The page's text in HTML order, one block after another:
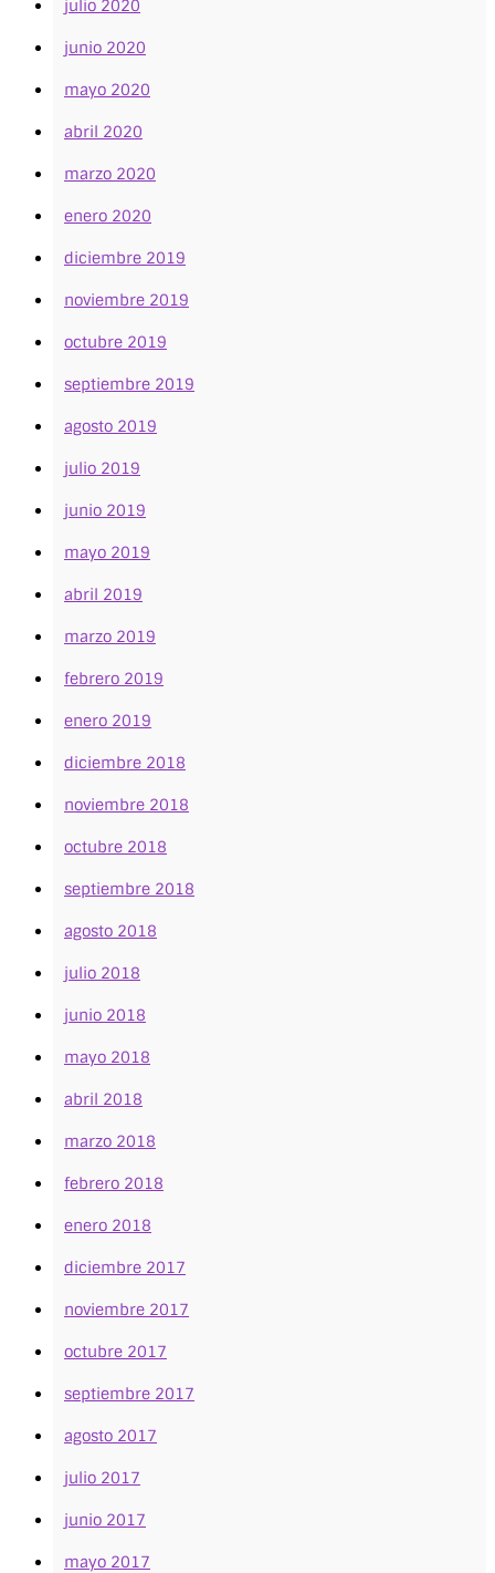
julio 2020
junio 2020
mayo 2020
abril 2020
marzo 2020
enero 2020
diciembre 2019
noviembre 2019
octubre 2019
septiembre 2019
agosto 2019
julio 2019
junio 2019
mayo 2019
abril 2019
marzo 2019
febrero 2019
enero 2019
diciembre 2018
noviembre 2018
octubre 2018
septiembre 2018
agosto 2018
julio 2018
junio 2018
mayo 2018
abril 2018
marzo 2018
febrero 2018
enero 2018
diciembre 2017
noviembre 2017
octubre 2017
septiembre 2017
agosto 2017
julio 2017
junio 2017
mayo 2017